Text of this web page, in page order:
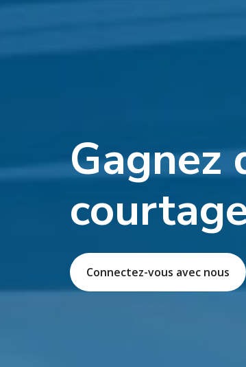
Gagnez
Connectez-vous avec nous